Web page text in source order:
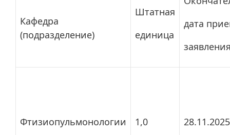
Кафедра
(подразделение)
Штатная
единица
дата
Фтизиопульмонологии 1,0 28.11.2025